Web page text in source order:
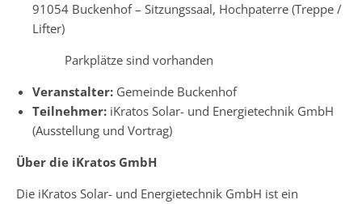
91054 Buckenhof – Sitzungssaal, Hochpaterre (Treppe /
Lifter)
Parkplätze sind vorhanden
Veranstalter: Gemeinde Buckenhof
Teilnehmer: iKratos Solar- und Energietechnik GmbH
(Ausstellung und Vortrag)
Über die iKratos GmbH
Die iKratos Solar- und Energietechnik GmbH ist ein